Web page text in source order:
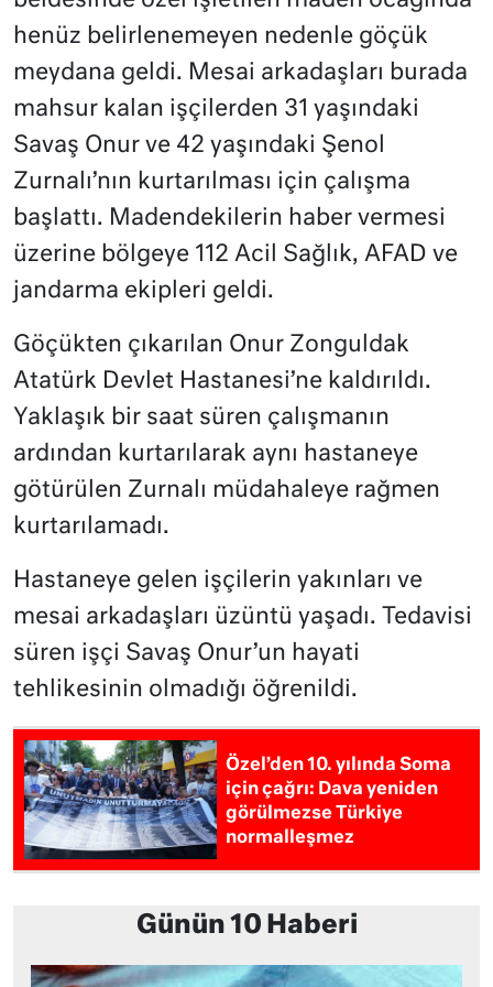
henüz belirlenemeyen nedenle göçük
meydana geldi. Mesai arkadaşları burada
mahsur kalan işçilerden 31 yaşındaki
Savaş Onur ve 42 yaşındaki Şenol
Zurnalı’nın kurtarılması için çalışma
başlattı. Madendekilerin haber vermesi
üzerine bölgeye 112 Acil Sağlık, AFAD ve
jandarma ekipleri geldi.
Göçükten çıkarılan Onur Zonguldak
Atatürk Devlet Hastanesi’ne kaldırıldı.
Yaklaşık bir saat süren çalışmanın
ardından kurtarılarak aynı hastaneye
götürülen Zurnalı müdahaleye rağmen
kurtarılamadı.
Hastaneye gelen işçilerin yakınları ve
mesai arkadaşları üzüntü yaşadı. Tedavisi
süren işçi Savaş Onur’un hayati
tehlikesinin olmadığı öğrenildi.
Özel’den 10. yılında Soma
için çağrı: Dava yeniden
görülmezse Türkiye
normalleşmez
Günün 10 Haberi